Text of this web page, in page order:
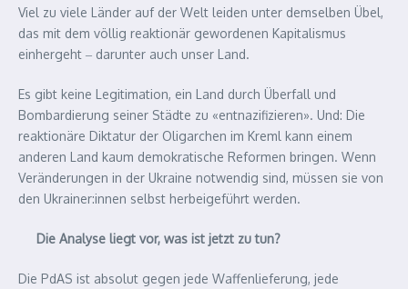
Viel zu viele Länder auf der Welt leiden unter demselben Übel,
das mit dem völlig reaktionär gewordenen Kapitalismus
einhergeht ‒ darunter auch unser Land.
Es gibt keine Legitimation, ein Land durch Überfall und
Bombardierung seiner Städte zu «entnazifizieren». Und: Die
reaktionäre Diktatur der Oligarchen im Kreml kann einem
anderen Land kaum demokratische Reformen bringen. Wenn
Veränderungen in der Ukraine notwendig sind, müssen sie von
den Ukrainer:innen selbst herbeigeführt werden.
Die Analyse liegt vor, was ist jetzt zu tun?
Die PdAS ist absolut gegen jede Waffenlieferung, jede